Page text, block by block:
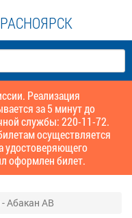
Реализация
за 5 минут до
службы: 220-11-72.
осуществляется
удостоверяющего
оформлен билет.
Абакан АВ